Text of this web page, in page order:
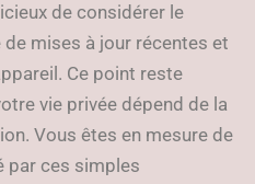
de considérer le
de mises à jour récentes et
Ce point reste
vie privée dépend de la
Vous êtes en mesure de
par ces simples